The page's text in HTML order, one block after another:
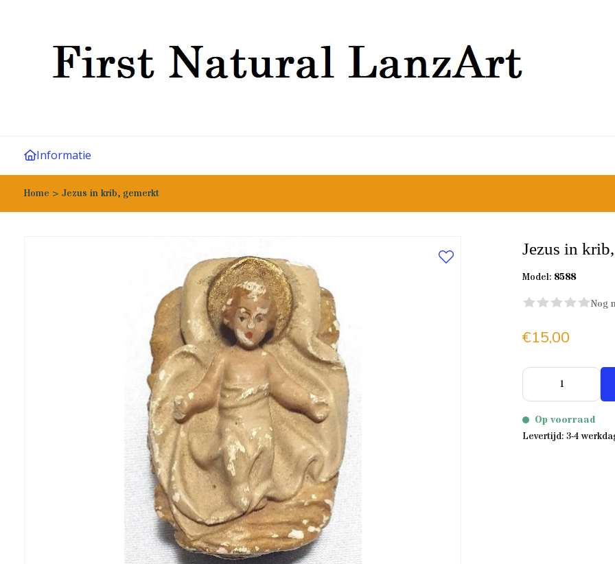
Informatie
Home > Jezus in krib, gemerkt
Jezus in
Model: 8588
Nog
€15,00
Op voorraad
Levertijd: 3-4